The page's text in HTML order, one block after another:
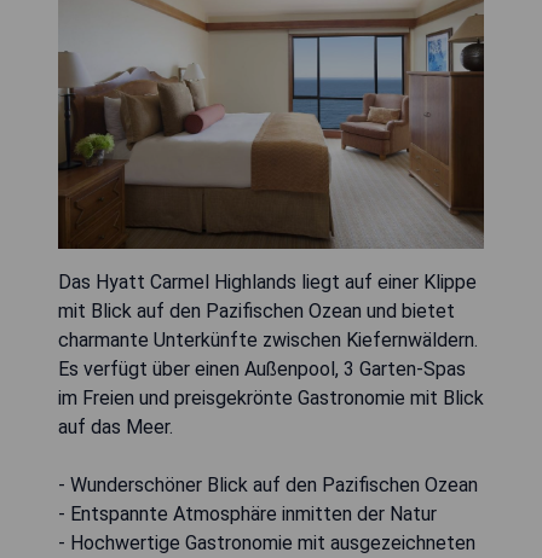
Das Hyatt Carmel Highlands liegt auf einer Klippe
mit Blick auf den Pazifischen Ozean und bietet
charmante Unterkünfte zwischen Kiefernwäldern.
Es verfügt über einen Außenpool, 3 Garten-Spas
im Freien und preisgekrönte Gastronomie mit Blick
auf das Meer.
- Wunderschöner Blick auf den Pazifischen Ozean
- Entspannte Atmosphäre inmitten der Natur
- Hochwertige Gastronomie mit ausgezeichneten